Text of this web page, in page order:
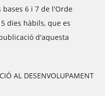
6 i 7 de l'Orde
dies hàbils, que es
d'aquesta
AL DESENVOLUPAMENT